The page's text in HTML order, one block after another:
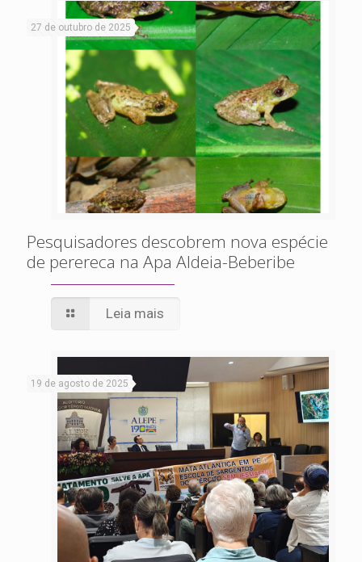
27 de outubro de 2025
Pesquisadores descobrem nova espécie
de perereca na Apa Aldeia-Beberibe
Leia mais
19 de agosto de 2025